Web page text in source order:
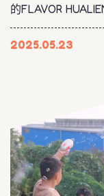
的FLAVOR
2025.05.23